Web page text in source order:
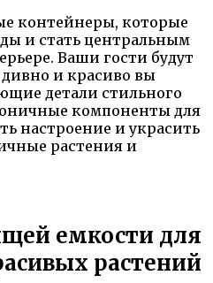
контейнеры, которые
и стать центральным
Ваши гости будут
и красиво вы
детали стильного
компоненты для
настроение и украсить
растения и
емкости для
растений